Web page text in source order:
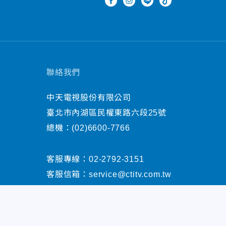
聯絡我們
中天電視股份有限公司
臺北市內湖區民權東路六段25號
總機： (02)6600-7766
客服專線： 02-2792-3151
客服信箱： service@ctitv.com.tw